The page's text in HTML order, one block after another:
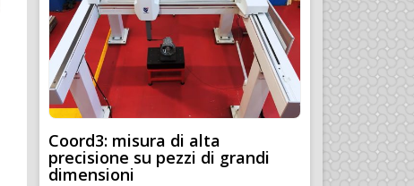
Coord3: misura di alta
precisione su pezzi di grandi
dimensioni